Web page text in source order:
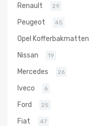
Renault 29
Peugeot 45
Opel Kofferbakmatten
Nissan 19
Mercedes 26
Iveco 6
Ford 25
Fiat 47